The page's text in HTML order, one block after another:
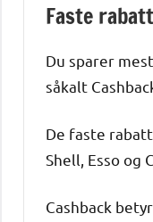
Faste
Du sparer
såkalt
De faste
Shell, Esso og
Cashback